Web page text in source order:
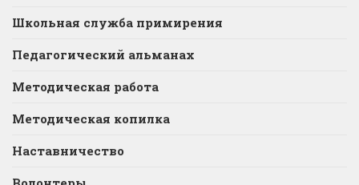
Школьная служба примирения
Педагогический альманах
Методическая работа
Методическая копилка
Наставничество